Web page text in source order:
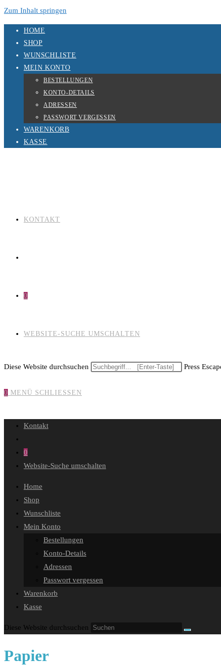
Zum Inhalt springen
HOME
SHOP
WUNSCHLISTE
MEIN KONTO
BESTELLUNGEN
KONTO-DETAILS
ADRESSEN
PASSWORT VERGESSEN
WARENKORB
KASSE
KONTAKT
0
WEBSITE-SUCHE UMSCHALTEN
Diese Website durchsuchen Press
0 MENÜ SCHLIESSEN
Kontakt
0
Website-Suche umschalten
Home
Shop
Wunschliste
Mein Konto
Bestellungen
Konto-Details
Adressen
Passwort vergessen
Warenkorb
Kasse
Diese Website durchsuchen
Papier